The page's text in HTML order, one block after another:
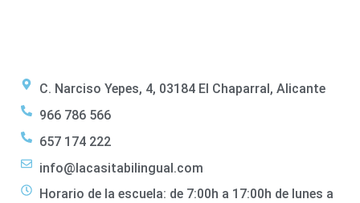
C. Narciso Yepes, 4, 03184 El Chaparral, Alicante
966 786 566
657 174 222
info@lacasitabilingual.com
Horario de la escuela: de 7:00h a 17:00h de lunes a